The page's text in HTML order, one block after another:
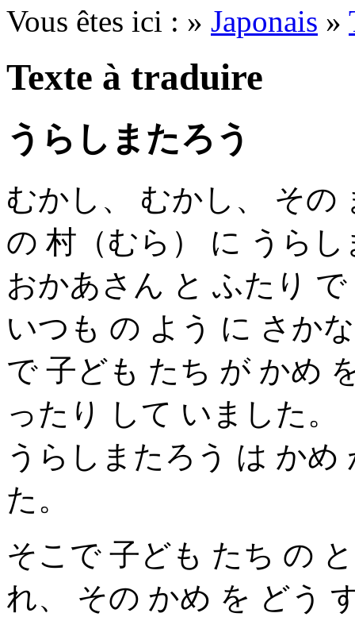
Vous êtes ici : » Japonais »
Texte à traduire
うらしまたろう
むかし、 むかし、 その
の 村（むら） に うら
おかあさん と ふたり
いつも の よう に さか
で 子ども たち が かめ
ったり して いました。
うらしまたろう は か
た。
そこで 子ども たち の
れ、 その かめ を どう